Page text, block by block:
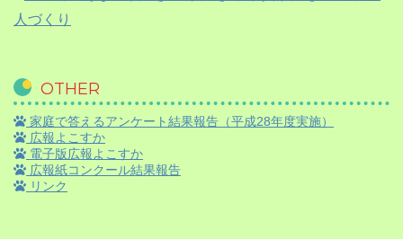
人づくり
OTHER
家庭で答えるアンケート結果報告（平成28年度実施）
広報よこすか
電子版広報よこすか
広報紙コンクール結果報告
リンク